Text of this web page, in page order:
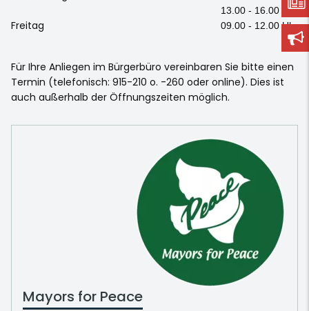
13.00 - 16.00 Uhr
Freitag 09.00 - 12.00 Uhr
Für Ihre Anliegen im Bürgerbüro vereinbaren Sie bitte einen
Termin (telefonisch: 915-210 o. -260 oder online). Dies ist
auch außerhalb der Öffnungszeiten möglich.
Mayors for Peace